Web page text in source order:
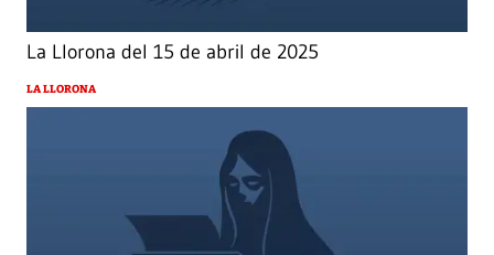
La Llorona del 15 de abril de 2025
LA LLORONA